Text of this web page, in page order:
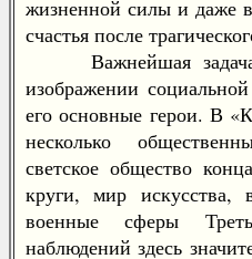
жизненной силы и даже
счастья после
Важнейшая задача
изображении
его основные герои. В
несколько
светское общество
круги, мир искусства,
военные сферы
наблюдений здесь